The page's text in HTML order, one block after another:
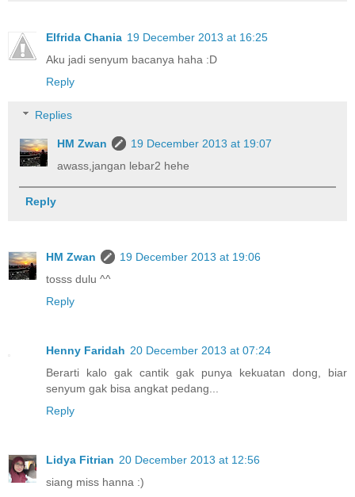
Elfrida Chania 19 December 2013 at 16:25
Aku jadi senyum bacanya haha :D
Reply
Replies
HM Zwan
19 December 2013 at 19:07
awass,jangan lebar2 hehe
Reply
HM Zwan
19 December 2013 at 19:06
tosss dulu ^^
Reply
Henny Faridah 20 December 2013 at 07:24
Berarti kalo gak cantik gak punya kekuatan dong, biar
senyum gak bisa angkat pedang...
Reply
Lidya Fitrian 20 December 2013 at 12:56
siang miss hanna :)